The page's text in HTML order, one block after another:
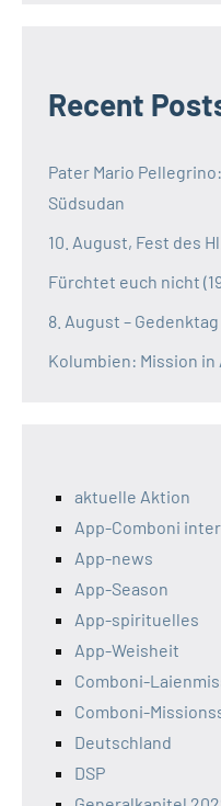
Recent
Pater Mario
Südsudan
10. August, Fest des
Fürchtet euch nicht
8. August –
Kolumbien: Mission in
aktuelle Aktion
App-Comboni
App-news
App-Season
App-spirituelles
App-Weisheit
Comboni-
Comboni-
Deutschland
DSP